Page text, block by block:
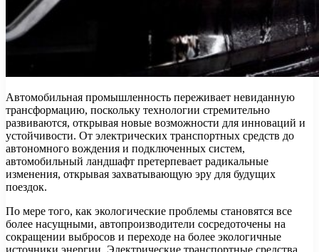
Автомобильная промышленность переживает невиданную
трансформацию, поскольку технологии стремительно
развиваются, открывая новые возможности для инноваций и
устойчивости. От электрических транспортных средств до
автономного вождения и подключенных систем,
автомобильный ландшафт претерпевает радикальные
изменения, открывая захватывающую эру для будущих
поездок.
По мере того, как экологические проблемы становятся все
более насущными, автопроизводители сосредоточены на
сокращении выбросов и переходе на более экологичные
источники энергии. Электрические транспортные средства